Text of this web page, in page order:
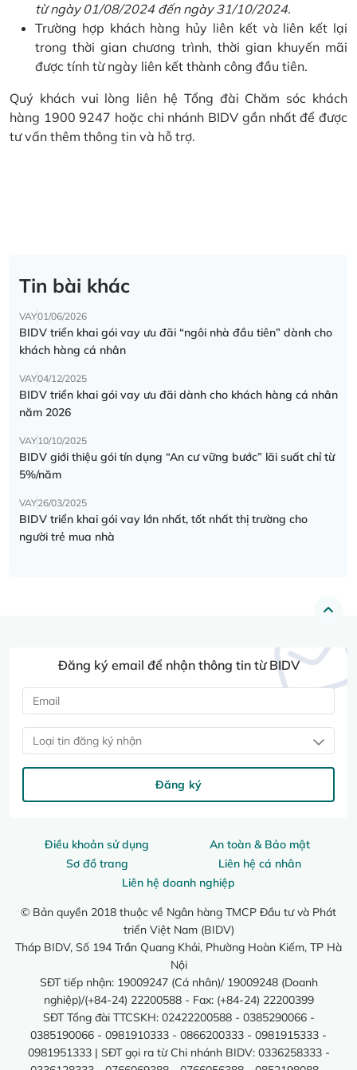
từ ngày 01/08/2024 đến ngày 31/10/2024.
Trường hợp khách hàng hủy liên kết và liên kết lại
trong thời gian chương trình, thời gian khuyến mãi
được tính từ ngày liên kết thành công đầu tiên.
Quý khách vui lòng liên hệ Tổng đài Chăm sóc khách
hàng 1900 9247 hoặc chi nhánh BIDV gần nhất để được
tư vấn thêm thông tin và hỗ trợ.
Tin bài khác
VAY01/06/2026
BIDV triển khai gói vay ưu đãi “ngôi nhà đầu tiên” dành cho
khách hàng cá nhân
VAY04/12/2025
BIDV triển khai gói vay ưu đãi dành cho khách hàng cá nhân
năm 2026
VAY10/10/2025
BIDV giới thiệu gói tín dụng “An cư vững bước” lãi suất chỉ từ
5%/năm
VAY26/03/2025
BIDV triển khai gói vay lớn nhất, tốt nhất thị trường cho
người trẻ mua nhà
Điều khoản sử dụng
An toàn & Bảo mật
Sơ đồ trang
Liên hệ cá nhân
Liên hệ doanh nghiệp
© Bản quyền 2018 thuộc về Ngân hàng TMCP Đầu tư và Phát
triển Việt Nam (BIDV)
Tháp BIDV, Số 194 Trần Quang Khải, Phường Hoàn Kiếm, TP Hà
Nội
SĐT tiếp nhận: 19009247 (Cá nhân)/ 19009248 (Doanh
nghiệp)/(+84-24) 22200588 - Fax: (+84-24) 22200399
SĐT Tổng đài TTCSKH: 02422200588 - 0385290066 -
0385190066 - 0981910333 - 0866200333 - 0981915333 -
0981951333 | SĐT gọi ra từ Chi nhánh BIDV: 0336258333 -
Đăng ký email để nhận thông tin từ BIDV
Loại tin đăng ký nhận
Đăng ký